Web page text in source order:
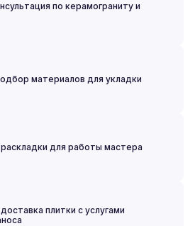
по керамограниту и
материалов для укладки
для работы мастера
плитки с услугами